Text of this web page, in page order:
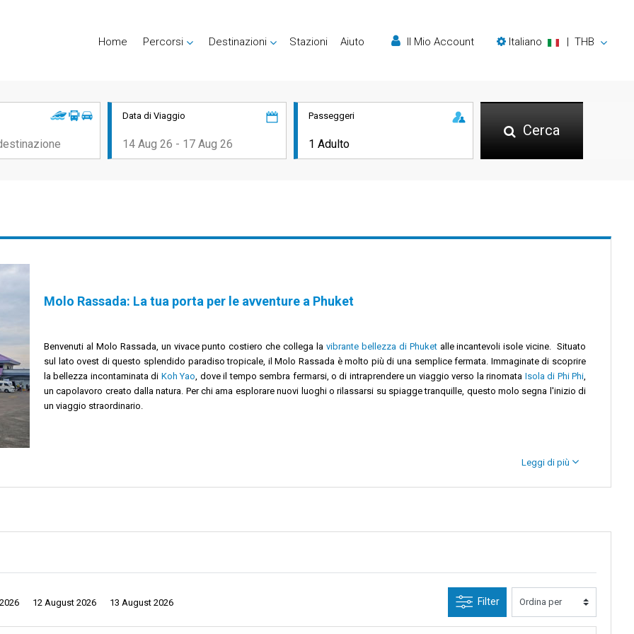
Home Percorsi Destinazioni Stazioni Aiuto Il Mio Account Italiano | THB
Data di Viaggio Passeggeri
Cerca
Molo Rassada: La tua porta per le avventure a Phuket
Benvenuti al Molo Rassada, un vivace punto costiero che collega la vibrante bellezza di Phuketalle incantevoli isole vicine. Situato
sul lato ovest di questo splendido paradiso tropicale, il Molo Rassada è molto più di una semplice fermata. Immaginate di scoprire
la bellezza incontaminata di Koh Yao, dove il tempo sembra fermarsi, o di intraprendere un viaggio verso la rinomata Isola di Phi Phi,
un capolavoro creato dalla natura. Per chi ama esplorare nuovi luoghi o rilassarsi su spiagge tranquille, questo molo segna l'inizio di
un viaggio straordinario.
in cui metti piede sul molo, percepisci il ritmo vivace dell'isola che ti avvolge. È come una melodia in cui tradizioni locali e influenze globali si
Molo Rassada, entri in un mondo di possibilità infinite. Le operazioni di traghetto da questo molo orchestrano viaggi verso paradisi lontani.
dal fascino dell'Isola di Phi Phi, il Molo Rassada ti mostra la strada verso questo paradiso classico. Partecipa a escursioni giornaliere
e una vivace vita marina danza sotto le onde. Che tu faccia snorkeling in acque cristalline o escursioni verso punti panoramici mozzafiato,
Leggi di più
12 August 2026 13 August 2026 Filter